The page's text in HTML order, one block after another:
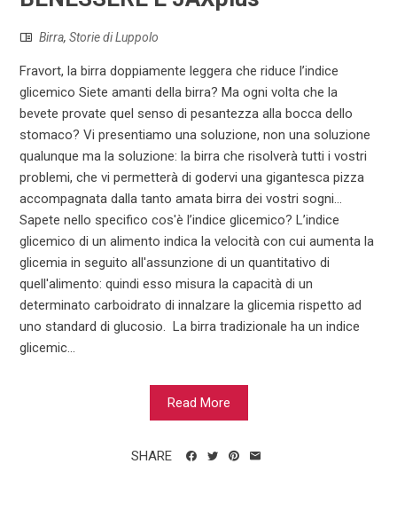
Birra,Storie di Luppolo
Fravort, la birra doppiamente leggera che riduce l’indice
glicemico Siete amanti della birra? Ma ogni volta che la
bevete provate quel senso di pesantezza alla bocca dello
stomaco? Vi presentiamo una soluzione, non una soluzione
qualunque ma la soluzione: la birra che risolverà tutti i vostri
problemi, che vi permetterà di godervi una gigantesca pizza
accompagnata dalla tanto amata birra dei vostri sogni…
Sapete nello specifico cos'è l’indice glicemico? L’indice
glicemico di un alimento indica la velocità con cui aumenta la
glicemia in seguito all'assunzione di un quantitativo di
quell'alimento: quindi esso misura la capacità di un
determinato carboidrato di innalzare la glicemia rispetto ad
uno standard di glucosio. La birra tradizionale ha un indice
glicemic...
Read More
SHARE